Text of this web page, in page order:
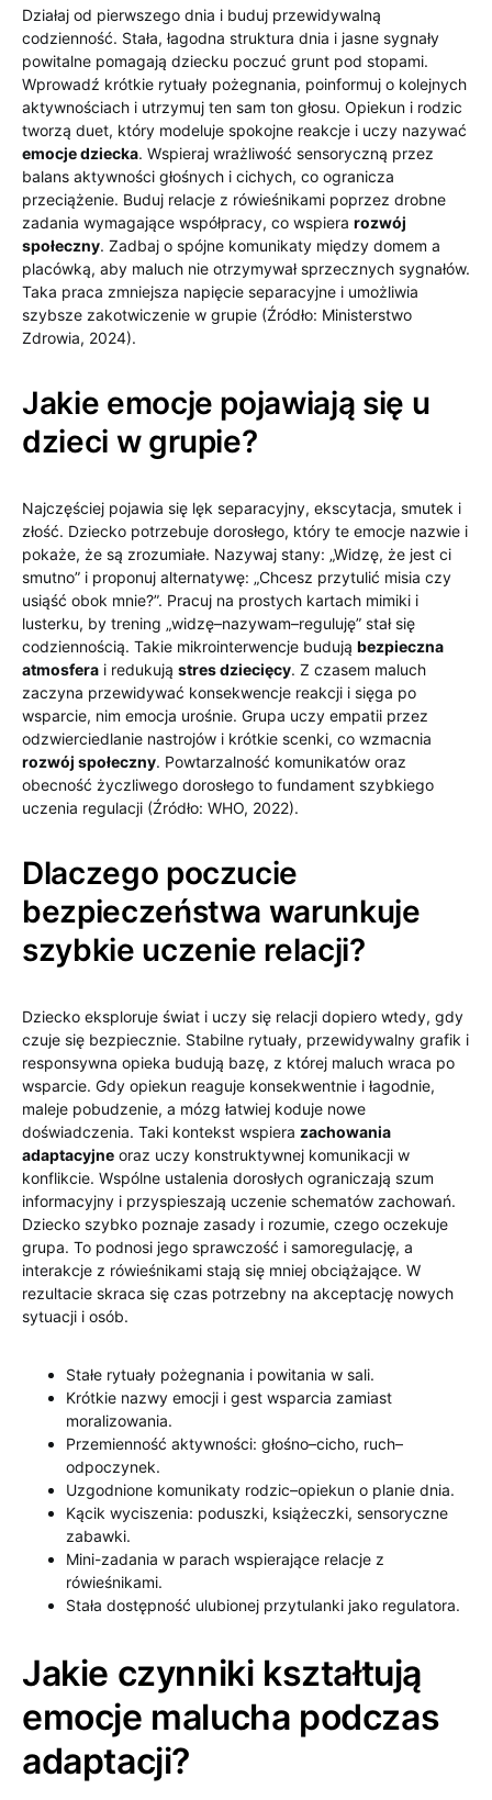
Działaj od pierwszego dnia i buduj przewidywalną
codzienność. Stała, łagodna struktura dnia i jasne sygnały
powitalne pomagają dziecku poczuć grunt pod stopami.
Wprowadź krótkie rytuały pożegnania, poinformuj o kolejnych
aktywnościach i utrzymuj ten sam ton głosu. Opiekun i rodzic
tworzą duet, który modeluje spokojne reakcje i uczy nazywać
emocje dziecka. Wspieraj wrażliwość sensoryczną przez
balans aktywności głośnych i cichych, co ogranicza
przeciążenie. Buduj relacje z rówieśnikami poprzez drobne
zadania wymagające współpracy, co wspiera rozwój
społeczny. Zadbaj o spójne komunikaty między domem a
placówką, aby maluch nie otrzymywał sprzecznych sygnałów.
Taka praca zmniejsza napięcie separacyjne i umożliwia
szybsze zakotwiczenie w grupie (Źródło: Ministerstwo
Zdrowia, 2024).
Jakie emocje pojawiają się u
dzieci w grupie?
Najczęściej pojawia się lęk separacyjny, ekscytacja, smutek i
złość. Dziecko potrzebuje dorosłego, który te emocje nazwie i
pokaże, że są zrozumiałe. Nazywaj stany: „Widzę, że jest ci
smutno” i proponuj alternatywę: „Chcesz przytulić misia czy
usiąść obok mnie?”. Pracuj na prostych kartach mimiki i
lusterku, by trening „widzę–nazywam–reguluję” stał się
codziennością. Takie mikrointerwencje budują bezpieczna
atmosfera i redukują stres dziecięcy. Z czasem maluch
zaczyna przewidywać konsekwencje reakcji i sięga po
wsparcie, nim emocja urośnie. Grupa uczy empatii przez
odzwierciedlanie nastrojów i krótkie scenki, co wzmacnia
rozwój społeczny. Powtarzalność komunikatów oraz
obecność życzliwego dorosłego to fundament szybkiego
uczenia regulacji (Źródło: WHO, 2022).
Dlaczego poczucie
bezpieczeństwa warunkuje
szybkie uczenie relacji?
Dziecko eksploruje świat i uczy się relacji dopiero wtedy, gdy
czuje się bezpiecznie. Stabilne rytuały, przewidywalny grafik i
responsywna opieka budują bazę, z której maluch wraca po
wsparcie. Gdy opiekun reaguje konsekwentnie i łagodnie,
maleje pobudzenie, a mózg łatwiej koduje nowe
doświadczenia. Taki kontekst wspiera zachowania
adaptacyjne oraz uczy konstruktywnej komunikacji w
konflikcie. Wspólne ustalenia dorosłych ograniczają szum
informacyjny i przyspieszają uczenie schematów zachowań.
Dziecko szybko poznaje zasady i rozumie, czego oczekuje
grupa. To podnosi jego sprawczość i samoregulację, a
interakcje z rówieśnikami stają się mniej obciążające. W
rezultacie skraca się czas potrzebny na akceptację nowych
sytuacji i osób.
Stałe rytuały pożegnania i powitania w sali.
Krótkie nazwy emocji i gest wsparcia zamiast
moralizowania.
Przemienność aktywności: głośno–cicho, ruch–
odpoczynek.
Uzgodnione komunikaty rodzic–opiekun o planie dnia.
Kącik wyciszenia: poduszki, książeczki, sensoryczne
zabawki.
Mini-zadania w parach wspierające relacje z
rówieśnikami.
Stała dostępność ulubionej przytulanki jako regulatora.
Jakie czynniki kształtują
emocje malucha podczas
adaptacji?